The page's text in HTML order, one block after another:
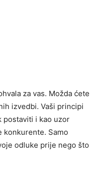
za vas. Možda ćete
izvedbi. Vaši principi
postaviti i kao uzor
konkurente. Samo
odluke prije nego što